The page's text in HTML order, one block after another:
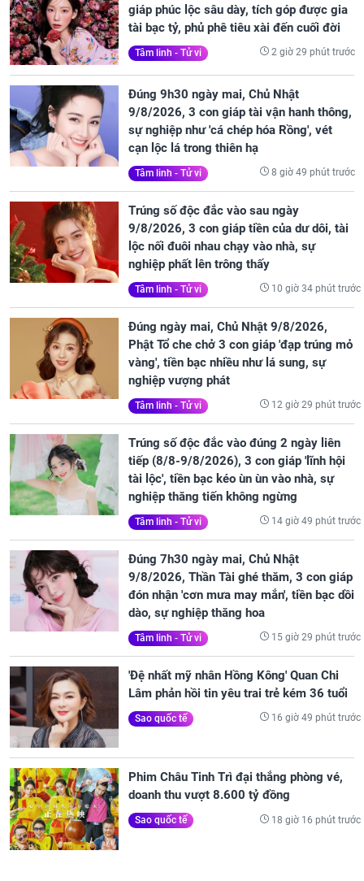
giáp phúc lộc sâu dày, tích góp được gia
tài bạc tỷ, phủ phê tiêu xài đến cuối đời
Tâm linh - Tử vi 2 giờ 29 phút trước
Đúng 9h30 ngày mai, Chủ Nhật
9/8/2026, 3 con giáp tài vận hanh thông,
sự nghiệp như 'cá chép hóa Rồng', vét
cạn lộc lá trong thiên hạ
Tâm linh - Tử vi 8 giờ 49 phút trước
Trúng số độc đắc vào sau ngày
9/8/2026, 3 con giáp tiền của dư dôi, tài
lộc nối đuôi nhau chạy vào nhà, sự
nghiệp phất lên trông thấy
Tâm linh - Tử vi 10 giờ 34 phút trước
Đúng ngày mai, Chủ Nhật 9/8/2026,
Phật Tổ che chở 3 con giáp 'đạp trúng mỏ
vàng', tiền bạc nhiều như lá sung, sự
nghiệp vượng phát
Tâm linh - Tử vi 12 giờ 29 phút trước
Trúng số độc đắc vào đúng 2 ngày liên
tiếp (8/8-9/8/2026), 3 con giáp 'lĩnh hội
tài lộc', tiền bạc kéo ùn ùn vào nhà, sự
nghiệp thăng tiến không ngừng
Tâm linh - Tử vi 14 giờ 49 phút trước
Đúng 7h30 ngày mai, Chủ Nhật
9/8/2026, Thần Tài ghé thăm, 3 con giáp
đón nhận 'cơn mưa may mắn', tiền bạc dồi
dào, sự nghiệp thăng hoa
Tâm linh - Tử vi 15 giờ 29 phút trước
'Đệ nhất mỹ nhân Hồng Kông' Quan Chi
Lâm phản hồi tin yêu trai trẻ kém 36 tuổi
Sao quốc tế 16 giờ 49 phút trước
Phim Châu Tinh Trì đại thắng phòng vé,
doanh thu vượt 8.600 tỷ đồng
Sao quốc tế 18 giờ 16 phút trước